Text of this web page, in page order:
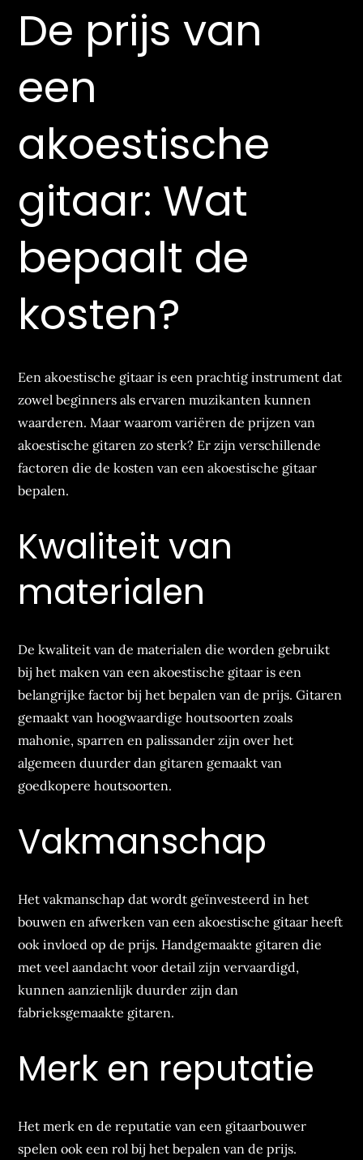
De prijs van
een
akoestische
gitaar: Wat
bepaalt de
kosten?
Een akoestische gitaar is een prachtig instrument dat
zowel beginners als ervaren muzikanten kunnen
waarderen. Maar waarom variëren de prijzen van
akoestische gitaren zo sterk? Er zijn verschillende
factoren die de kosten van een akoestische gitaar
bepalen.
Kwaliteit van
materialen
De kwaliteit van de materialen die worden gebruikt
bij het maken van een akoestische gitaar is een
belangrijke factor bij het bepalen van de prijs. Gitaren
gemaakt van hoogwaardige houtsoorten zoals
mahonie, sparren en palissander zijn over het
algemeen duurder dan gitaren gemaakt van
goedkopere houtsoorten.
Vakmanschap
Het vakmanschap dat wordt geïnvesteerd in het
bouwen en afwerken van een akoestische gitaar heeft
ook invloed op de prijs. Handgemaakte gitaren die
met veel aandacht voor detail zijn vervaardigd,
kunnen aanzienlijk duurder zijn dan
fabrieksgemaakte gitaren.
Merk en reputatie
Het merk en de reputatie van een gitaarbouwer
spelen ook een rol bij het bepalen van de prijs.